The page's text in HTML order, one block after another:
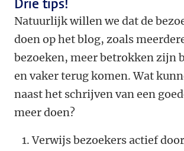
Drie tips!
Natuurlijk willen we dat de
doen op het blog, zoals
bezoeken, meer betrokken zijn
en vaker terug komen. Wat
naast het schrijven van een
meer doen?
Verwijs bezoekers actief